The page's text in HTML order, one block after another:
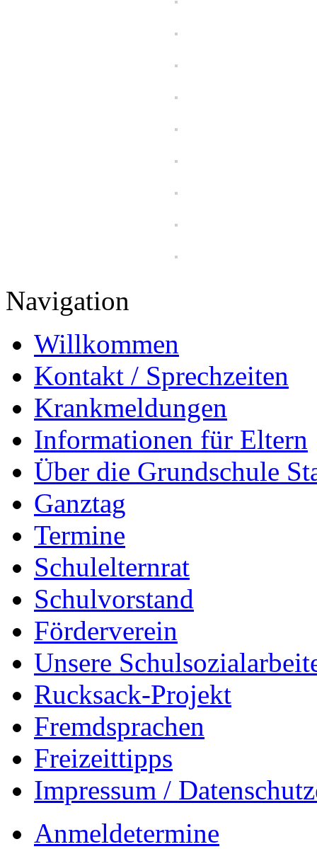
Navigation
Willkommen
Kontakt / Sprechzeiten
Krankmeldungen
Informationen für Eltern
Über die Grundschule
Ganztag
Termine
Schulelternrat
Schulvorstand
Förderverein
Unsere
Rucksack-Projekt
Fremdsprachen
Freizeittipps
Impressum /
Anmeldetermine